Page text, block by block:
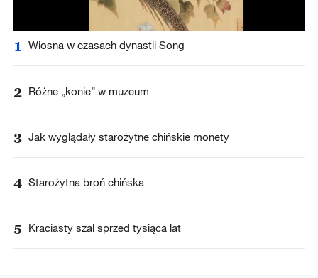
1 Wiosna w czasach dynastii Song
2 Różne „konie” w muzeum
3 Jak wyglądały starożytne chińskie monety
4 Starożytna broń chińska
5 Kraciasty szal sprzed tysiąca lat